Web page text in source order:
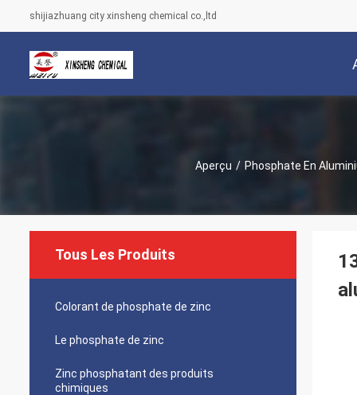
shijiazhuang city xinsheng chemical co.,ltd
Aperçu / Phosphate En
Tous Les Produits
Colorant de phosphate de zinc
Le phosphate de zinc
Zinc phosphatant des produits
chimiques